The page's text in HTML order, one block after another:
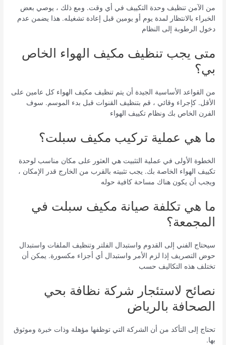
من الآمن تنظيف وحدة التكييف في أي وقت. ومع ذلك ، يوصي بعض
الخبراء بالانتظار لمدة يوم أو يومين قبل إعادة تشغيله. هذا يضمن عدم
دخول الرطوبة إلى النظام
متى يجب تنظيف مكيف الهواء الخاص
بي؟
من القواعد الأساسية الجيدة أن يتم تنظيف مكيف الهواء كل عامين على
الأقل. كإجراء وقائي ، قم بتنظيف القنوات قبل بدء الموسم. سوف
الفرن الخاص بك ونظام تكييف الهواء
ما هي عملية تركيب مكيف سبلت؟
الخطوة الأولى في عملية التثبيت هي العثور على مكان مناسب لوحدة
تكييف الهواء الخاصة بك. يجب تثبيته بالقرب من الخارج قدر الإمكان ،
ويجب أن يكون هناك مساحة كافية حوله
ما هي تكلفة صيانة مكيف سبلت في
المجمعة؟
سيحتاج الفني إلى القدوم واستبدال الفلتر وتنظيف الملفات واستبدال
حوض التصريف إذا لزم الأمر واستبدال أي أجزاء مكسورة. يمكن أن
تختلف هذه التكاليف حسب
نصائح لاستئجار شركة نظافة بحي
الصحافة بالرياض
تحتاج إلى التأكد من أن الشركة التي توظفها مؤهلة وذات خبرة وموثوق
بها.